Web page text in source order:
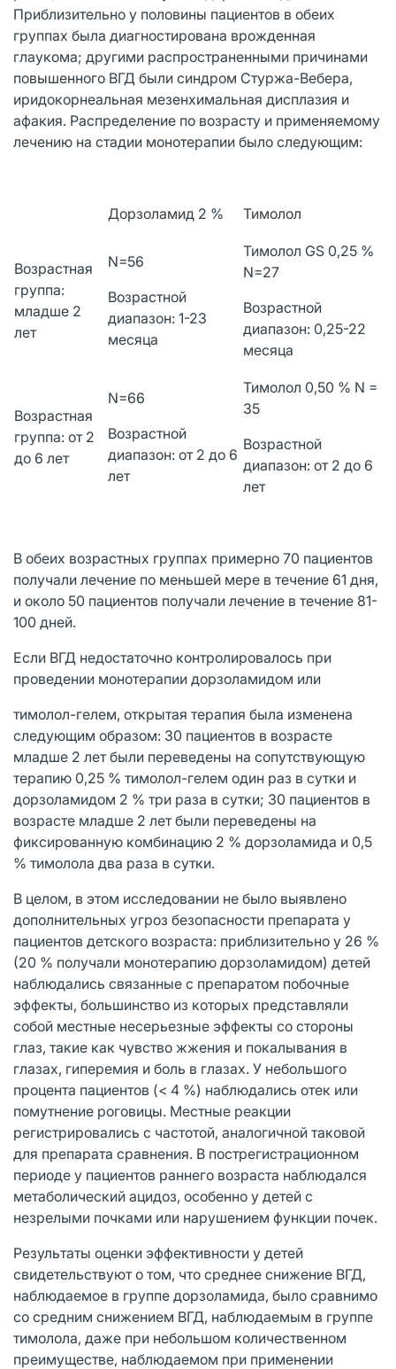
Приблизительно у половины пациентов в обеих
группах была диагностирована врожденная
глаукома; другими распространенными причинами
повышенного ВГД были синдром Стуржа-Вебера,
иридокорнеальная мезенхимальная дисплазия и
афакия. Распределение по возрасту и применяемому
лечению на стадии монотерапии было следующим:
Дорзоламид 2 % Тимолол
Возрастная
группа:
младше 2
лет
N=56
Возрастной
диапазон: 1-23
месяца
Тимолол GS 0,25 %
N=27
Возрастной
диапазон: 0,25-22
месяца
Возрастная
группа: от 2
до 6 лет
N=66
Возрастной
диапазон: от 2 до 6
лет
Тимолол 0,50 % N =
35
Возрастной
диапазон: от 2 до 6
лет
В обеих возрастных группах примерно 70 пациентов
получали лечение по меньшей мере в течение 61 дня,
и около 50 пациентов получали лечение в течение 81-
100 дней.
Если ВГД недостаточно контролировалось при
проведении монотерапии дорзоламидом или
тимолол-гелем, открытая терапия была изменена
следующим образом: 30 пациентов в возрасте
младше 2 лет были переведены на сопутствующую
терапию 0,25 % тимолол-гелем один раз в сутки и
дорзоламидом 2 % три раза в сутки; 30 пациентов в
возрасте младше 2 лет были переведены на
фиксированную комбинацию 2 % дорзоламида и 0,5
% тимолола два раза в сутки.
В целом, в этом исследовании не было выявлено
дополнительных угроз безопасности препарата у
пациентов детского возраста: приблизительно у 26 %
(20 % получали монотерапию дорзоламидом) детей
наблюдались связанные с препаратом побочные
эффекты, большинство из которых представляли
собой местные несерьезные эффекты со стороны
глаз, такие как чувство жжения и покалывания в
глазах, гиперемия и боль в глазах. У небольшого
процента пациентов (< 4 %) наблюдались отек или
помутнение роговицы. Местные реакции
регистрировались с частотой, аналогичной таковой
для препарата сравнения. В пострегистрационном
периоде у пациентов раннего возраста наблюдался
метаболический ацидоз, особенно у детей с
незрелыми почками или нарушением функции почек.
Результаты оценки эффективности у детей
свидетельствуют о том, что среднее снижение ВГД,
наблюдаемое в группе дорзоламида, было сравнимо
со средним снижением ВГД, наблюдаемым в группе
тимолола, даже при небольшом количественном
преимуществе, наблюдаемом при применении